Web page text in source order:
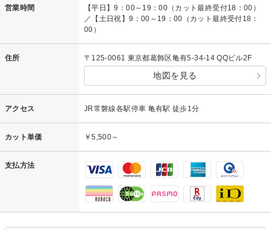
営業時間
【平日】9：00～19：00（カット最終受付18：00）
／【土日祝】9：00～19：00（カット最終受付18：
00）
住所 〒125-0061 東京都葛飾区亀有5-34-14 QQビル2F
地図を見る
アクセス JR常磐線各駅停車 亀有駅 徒歩1分
カット単価 ￥5,500～
支払方法